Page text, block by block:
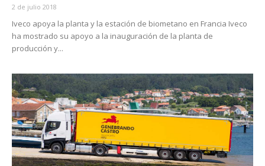
2 de julio 2018
Iveco apoya la planta y la estación de biometano en Francia Iveco
ha mostrado su apoyo a la inauguración de la planta de
producción y...